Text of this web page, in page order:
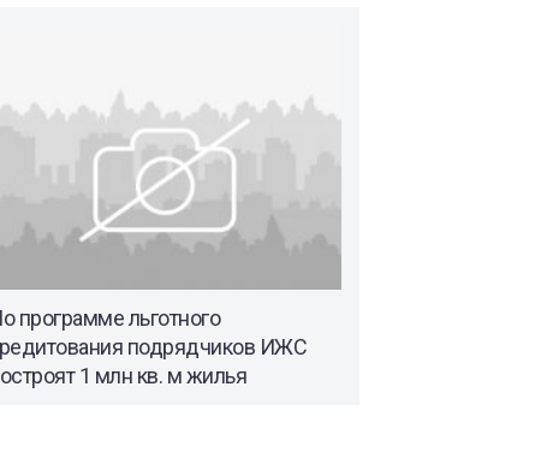
программе льготного
подрядчиков ИЖС
1 млн кв. м жилья